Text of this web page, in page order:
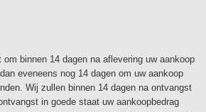
binnen 14 dagen na aflevering uw aankoop
eveneens nog 14 dagen om uw aankoop
Wij zullen binnen 14 dagen na ontvangst
in goede staat uw aankoopbedrag